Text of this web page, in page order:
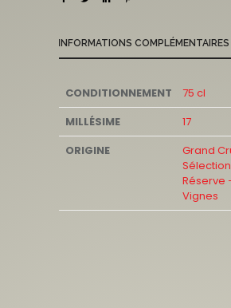
INFORMATIONS COMPLÉMENTAIRES
CONDITIONNEMENT
75 cl
MILLÉSIME
17
ORIGINE
Grand
Réserve
Vignes